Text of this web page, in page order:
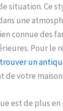
situation. Ce
une
connue des
Pour le
trouver un
de votre maison.
est de plus